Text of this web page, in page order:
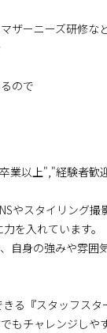
ザーニーズ研修な
ので
業以上","経験者歓
やスタイリング
を入れています。
自身の強みや雰囲
る『スタッフス
もチャレンジし